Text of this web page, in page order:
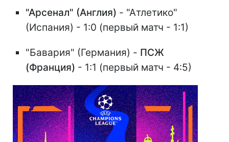
"Арсенал" (Англия) - "Атлетико"
(Испания) - 1:0 (первый матч - 1:1)
"Бавария" (Германия) - ПСЖ
(Франция) - 1:1 (первый матч - 4:5)